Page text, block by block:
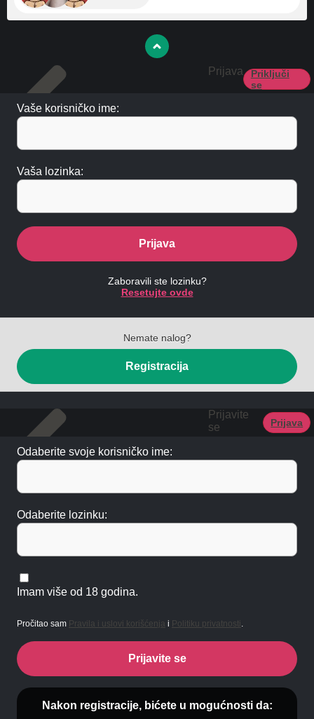
Prijava
Priključi
se
Vaše korisničko ime:
Vaša lozinka:
Prijava
Zaboravili ste lozinku?
Resetujte ovde
Nemate nalog?
Registracija
Prijavite
se
Prijava
Odaberite svoje korisničko ime:
Odaberite lozinku:
Imam više od 18 godina.
Pročitao sam Pravila i uslovi korišćenja i Politiku privatnosti.
Prijavite se
Nakon registracije, bićete u mogućnosti da: